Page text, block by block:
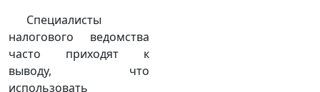
Специалисты
налогового ведомства
часто приходят к
выводу, что
использовать